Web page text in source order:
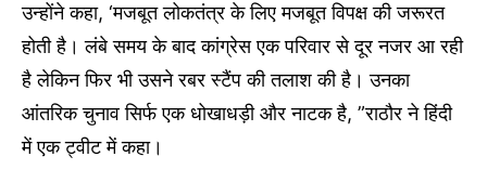
उन्होंने कहा, ‘मजबूत लोकतंत्र के लिए मजबूत विपक्ष की जरूरत
होती है। लंबे समय के बाद कांग्रेस एक परिवार से दूर नजर आ रही
है लेकिन फिर भी उसने रबर स्टैंप की तलाश की है। उनका
आंतरिक चुनाव सिर्फ एक धोखाधड़ी और नाटक है, ”राठौर ने हिंदी
में एक ट्वीट में कहा।